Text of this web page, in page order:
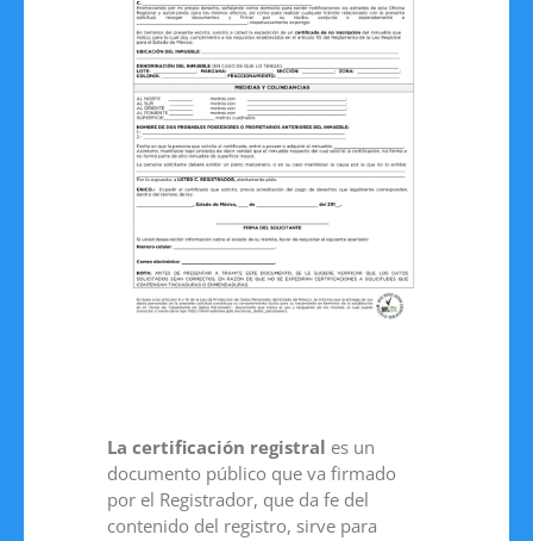
La certificación registral es un
documento público que va firmado
por el Registrador, que da fe del
contenido del registro, sirve para